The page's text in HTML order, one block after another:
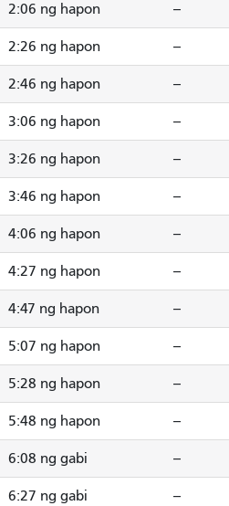
2:06 ng hapon --
2:26 ng hapon --
2:46 ng hapon --
3:06 ng hapon --
3:26 ng hapon --
3:46 ng hapon --
4:06 ng hapon --
4:27 ng hapon --
4:47 ng hapon --
5:07 ng hapon --
5:28 ng hapon --
5:48 ng hapon --
6:08 ng gabi --
6:27 ng gabi --